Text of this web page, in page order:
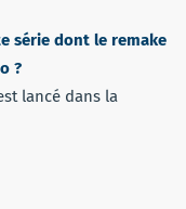
série dont le remake
?
lancé dans la